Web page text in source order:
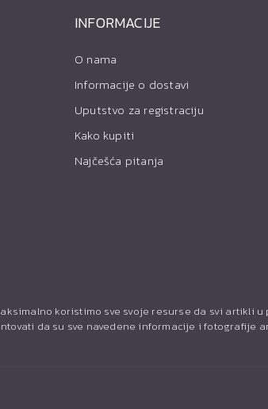
INFORMACIJE
O nama
Informacije o dostavi
Uputstvo za registraciju
Kako kupiti
Najčešća pitanja
koristimo sve svoje resurse da svi
da su sve navedene informacije i fotografije